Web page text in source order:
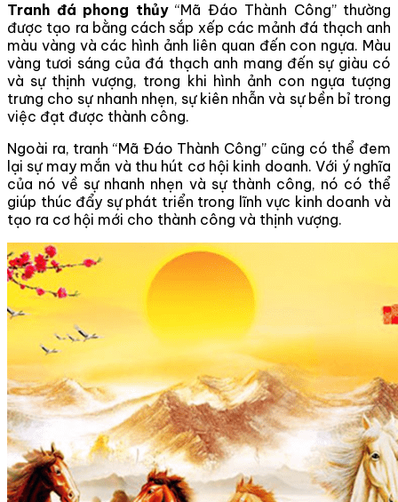
Tranh đá phong thủy“Mã Đáo Thành Công” thường
được tạo ra bằng cách sắp xếp các mảnh đá thạch anh
màu vàng và các hình ảnh liên quan đến con ngựa. Màu
vàng tươi sáng của đá thạch anh mang đến sự giàu có
và sự thịnh vượng, trong khi hình ảnh con ngựa tượng
trưng cho sự nhanh nhẹn, sự kiên nhẫn và sự bền bỉ trong
việc đạt được thành công.
Ngoài ra, tranh “Mã Đáo Thành Công” cũng có thể đem
lại sự may mắn và thu hút cơ hội kinh doanh. Với ý nghĩa
của nó về sự nhanh nhẹn và sự thành công, nó có thể
giúp thúc đẩy sự phát triển trong lĩnh vực kinh doanh và
tạo ra cơ hội mới cho thành công và thịnh vượng.